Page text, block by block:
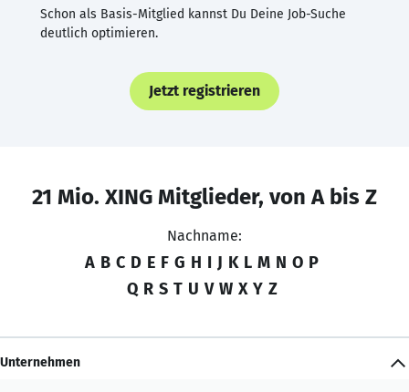
Schon als Basis-Mitglied kannst Du Deine Job-Suche
deutlich optimieren.
Jetzt registrieren
21 Mio. XING Mitglieder, von A bis Z
Nachname:
A B C D E F G H I J K L M N O P
Q R S T U V W X Y Z
Unternehmen